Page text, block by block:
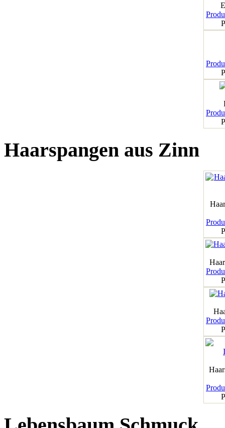
Haarspangen aus Zinn